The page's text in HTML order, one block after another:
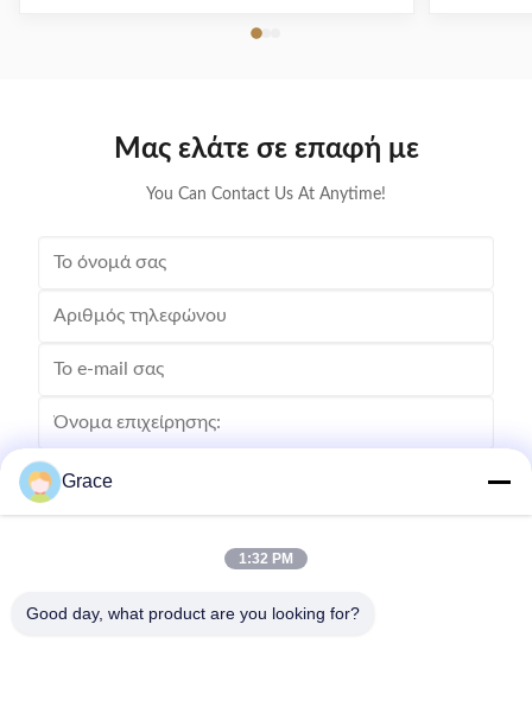
time voltage/current monitoring and precise battery
Μας ελάτε σε επαφή με
You Can Contact Us At Anytime!
Στείλετε
Grace
1:32 PM
Good day, what product are you looking for?